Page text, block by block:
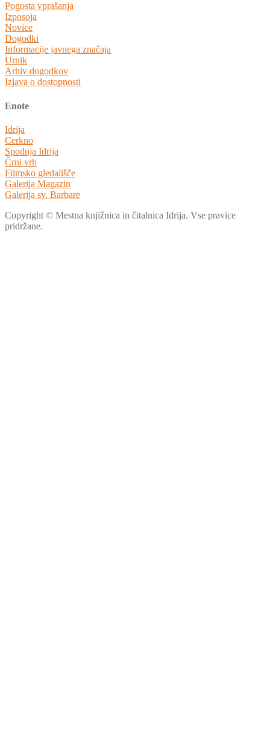
Pogosta vprašanja
Izposoja
Novice
Dogodki
Informacije javnega značaja
Urnik
Arhiv dogodkov
Izjava o dostopnosti
Enote
Idrija
Cerkno
Spodnja Idrija
Črni vrh
Filmsko gledališče
Galerija Magazin
Galerija sv. Barbare
Copyright © Mestna knjižnica in čitalnica Idrija. Vse pravice
pridržane.